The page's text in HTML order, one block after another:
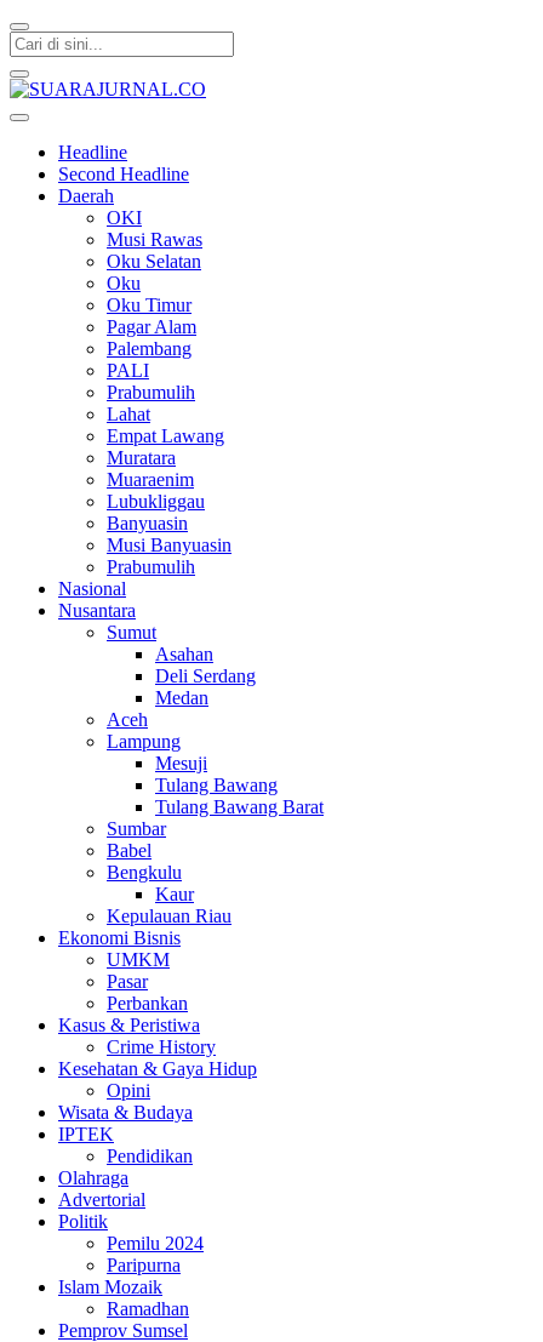
Headline
Second Headline
Daerah
OKI
Musi Rawas
Oku Selatan
Oku
Oku Timur
Pagar Alam
Palembang
PALI
Prabumulih
Lahat
Empat Lawang
Muratara
Muaraenim
Lubukliggau
Banyuasin
Musi Banyuasin
Prabumulih
Nasional
Nusantara
Sumut
Asahan
Deli Serdang
Medan
Aceh
Lampung
Mesuji
Tulang Bawang
Tulang Bawang Barat
Sumbar
Babel
Bengkulu
Kaur
Kepulauan Riau
Ekonomi Bisnis
UMKM
Pasar
Perbankan
Kasus & Peristiwa
Crime History
Kesehatan & Gaya Hidup
Opini
Wisata & Budaya
IPTEK
Pendidikan
Olahraga
Advertorial
Politik
Pemilu 2024
Paripurna
Islam Mozaik
Ramadhan
Pemprov Sumsel